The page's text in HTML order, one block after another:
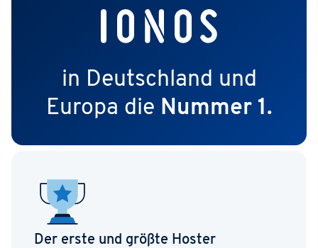
in Deutschland und
Europa die Nummer 1.
Der erste und größte Hoster